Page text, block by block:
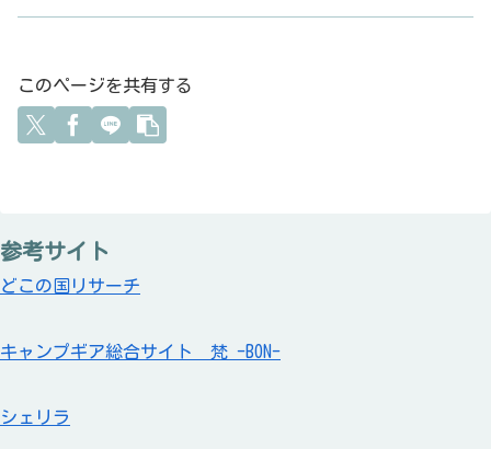
このページを共有する
参考サイト
どこの国リサーチ
キャンプギア総合サイト 梵 -BON-
シェリラ